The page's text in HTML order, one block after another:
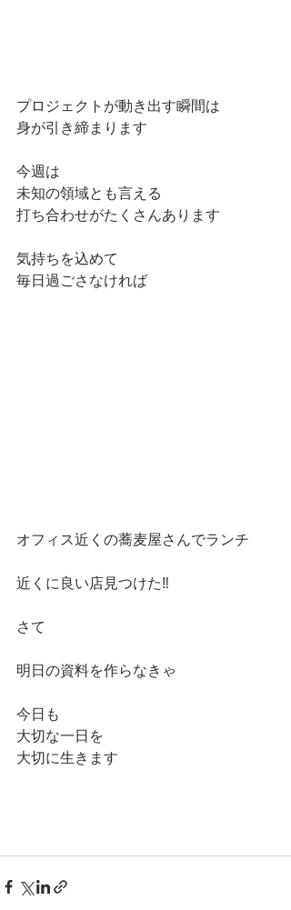
プロジェクトが動き出す瞬間は
身が引き締まります
今週は
未知の領域とも言える
打ち合わせがたくさんあります
気持ちを込めて
毎日過ごさなければ
オフィス近くの蕎麦屋さんでランチ
近くに良い店見つけた‼️
さて
明日の資料を作らなきゃ
今日も
大切な一日を
大切に生きます